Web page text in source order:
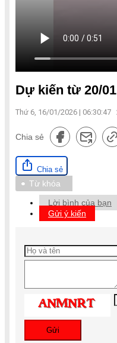
Dự kiến từ 20/
Thứ 6, 16/01/2026 | 06:30:47
Chia sẻ
Chia sẻ
Từ khóa
Lời bình của bạn
Gửi ý kiến
Gửi